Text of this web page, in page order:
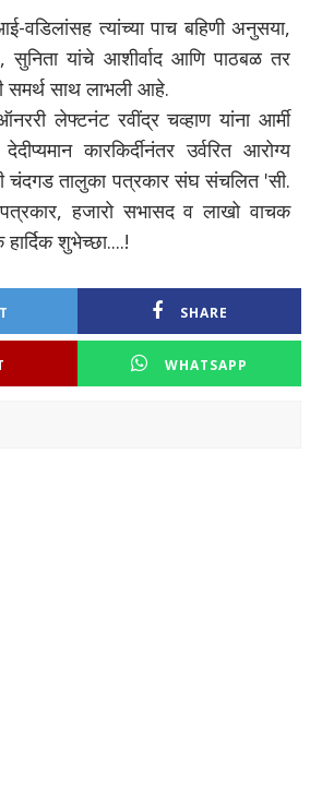
वडिलांसह त्यांच्या पाच बहिणी अनुसया,
यांचे आशीर्वाद आणि पाठबळ तर
समर्थ साथ लाभली आहे.
लेफ्टनंट रवींद्र चव्हाण यांना आर्मी
कारकिर्दीनंतर उर्वरित आरोग्य
चंदगड तालुका पत्रकार संघ संचलित 'सी.
हजारो सभासद व लाखो वाचक
हार्दिक शुभेच्छा....!
SHARE
WHATSAPP